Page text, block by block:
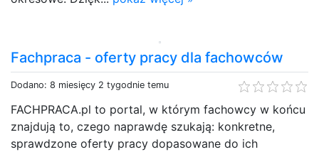
Fachpraca - oferty pracy dla fachowców
Dodano: 8 miesięcy 2 tygodnie temu
FACHPRACA.pl to portal, w którym fachowcy w końcu
znajdują to, czego naprawdę szukają: konkretne,
sprawdzone oferty pracy dopasowane do ich